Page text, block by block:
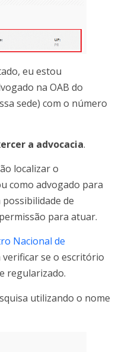
eu estou
na OAB do
sede) com o número
a advocacia.
localizar o
como advogado para
de
para atuar.
Nacional de
verificar se o escritório
regularizado.
utilizando o nome